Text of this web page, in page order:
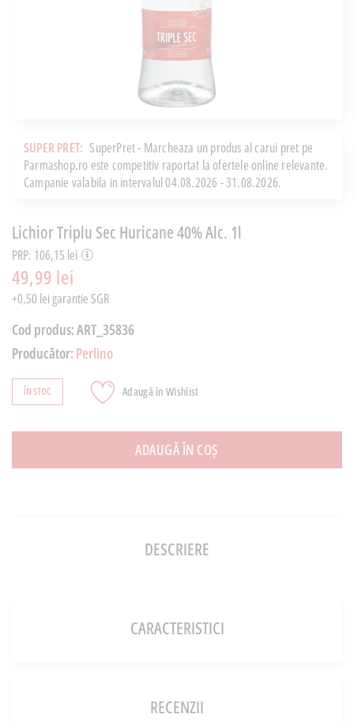
SUPER PRET: SuperPret - Marcheaza un produs al carui pret pe
Parmashop.ro este competitiv raportat la ofertele online relevante.
Campanie valabila in intervalul 04.08.2026 - 31.08.2026.
Lichior Triplu Sec Huricane 40% Alc. 1l
PRP: 106,15 lei
49,99 lei
+0,50 lei garantie SGR
Cod produs:ART_35836
Producător: Perlino
ÎN STOC Adaugă în Wishlist
ADAUGĂ ÎN COȘ
DESCRIERE
CARACTERISTICI
RECENZII